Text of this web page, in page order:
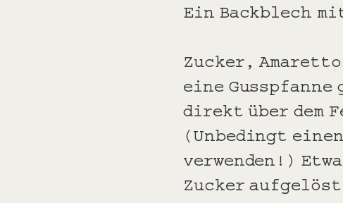
Ein Backblech
Zucker,
eine
direkt über dem
(Unbedingt
verwenden!)
Zucker